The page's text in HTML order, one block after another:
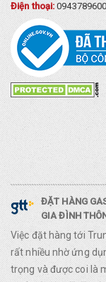
Điện thoại:0943789600
ĐẶT HÀNG
GIA ĐÌNH
Việc đặt hàng tới
rất nhiều nhờ ứng
trọng và được coi là